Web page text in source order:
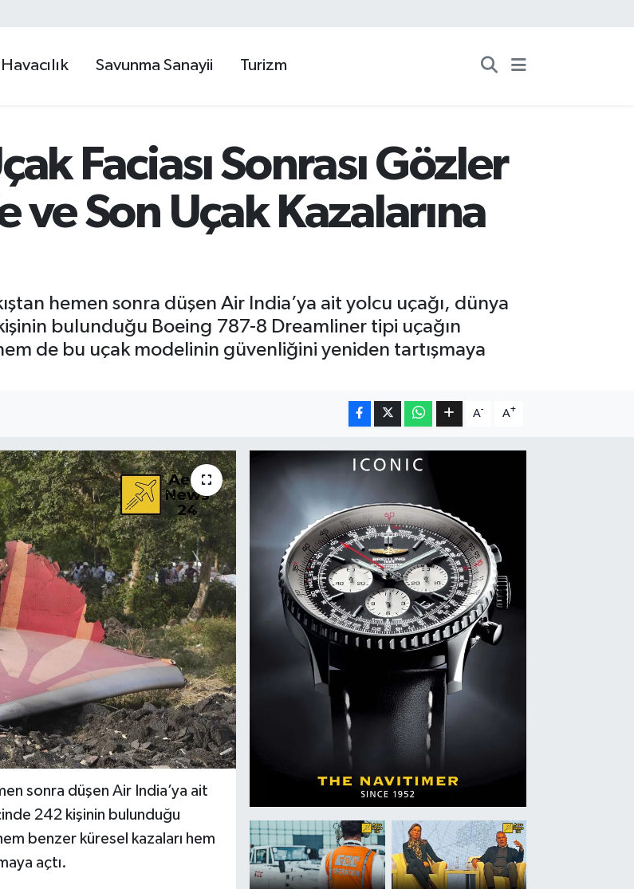
Savunma Sanayii Turizm
Faciası Sonrası Gözler
ve Son Uçak Kazalarına
hemen sonra düşen Air India’ya ait yolcu uçağı, dünya
bulunduğu Boeing 787-8 Dreamliner tipi uçağın
de bu uçak modelinin güvenliğini yeniden tartışmaya
A- A+
sonra düşen Air India’ya ait
242 kişinin bulunduğu
benzer küresel kazaları hem
açtı.